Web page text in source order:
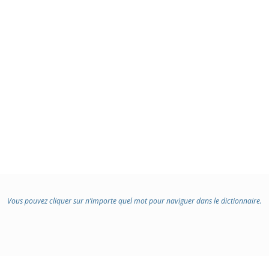
Vous pouvez cliquer sur n’importe quel mot pour naviguer dans le dictionnaire.